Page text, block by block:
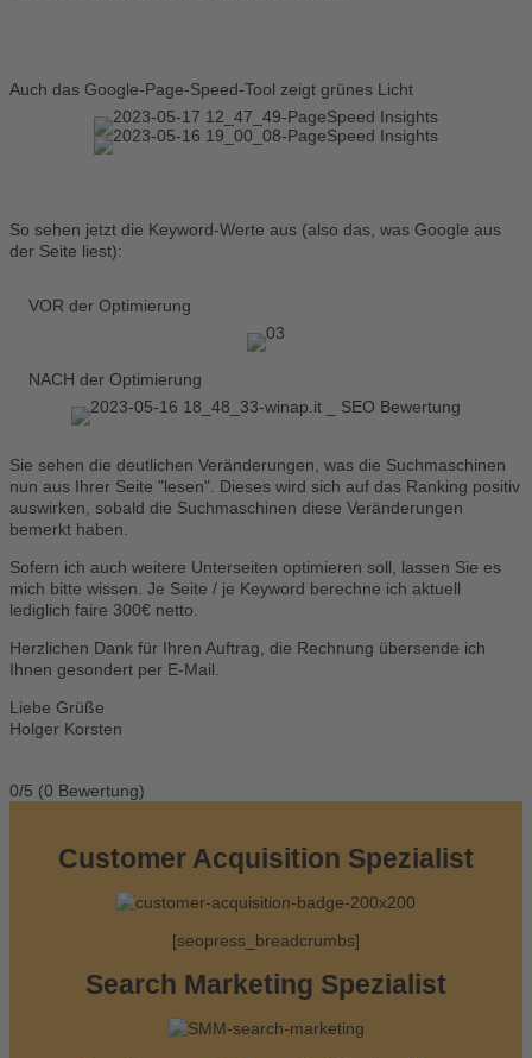
Auch das Google-Page-Speed-Tool zeigt grünes Licht
So sehen jetzt die Keyword-Werte aus (also das, was Google aus
der Seite liest):
VOR der Optimierung
NACH der Optimierung
Sie sehen die deutlichen Veränderungen, was die Suchmaschinen
nun aus Ihrer Seite "lesen". Dieses wird sich auf das Ranking positiv
auswirken, sobald die Suchmaschinen diese Veränderungen
bemerkt haben.
Sofern ich auch weitere Unterseiten optimieren soll, lassen Sie es
mich bitte wissen. Je Seite / je Keyword berechne ich aktuell
lediglich faire 300€ netto.
Herzlichen Dank für Ihren Auftrag, die Rechnung übersende ich
Ihnen gesondert per E-Mail.
Liebe Grüße
Holger Korsten
0/5 (0 Bewertung)
Customer Acquisition Spezialist
[seopress_breadcrumbs]
Search Marketing Spezialist